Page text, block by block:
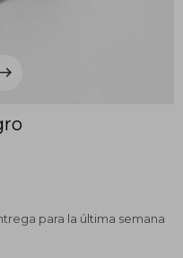
para la última semana